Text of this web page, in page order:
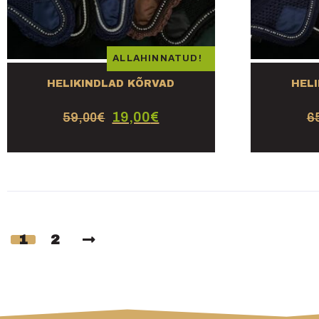
ALLAHINNATUD!
HELIKINDLAD KÕRVAD
59,00€ 19,00€
1 2